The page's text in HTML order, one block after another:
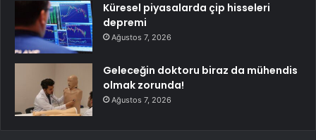
Küresel piyasalarda çip hisseleri
depremi
Ağustos 7, 2026
Geleceğin doktoru biraz da mühendis
olmak zorunda!
Ağustos 7, 2026